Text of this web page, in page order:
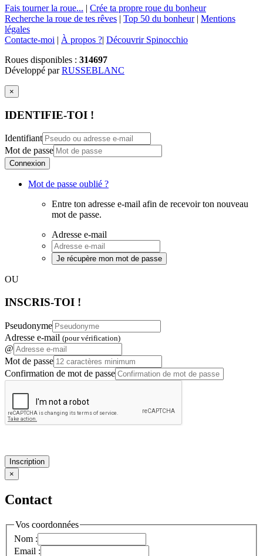
Fais tourner la roue... | Crée ta propre roue du bonheur
Recherche la roue de tes rêves | Top 50 du bonheur| Mentions
légales
Contacte-moi | À propos ?| Découvrir Spinocchio
Roues disponibles : 314697
Développé parRUSSEBLANC
×
IDENTIFIE-TOI !
Identifiant
Mot de passe
Connexion
Mot de passe oublié ?
Entre ton adresse e-mail afin de recevoir ton nouveau
mot de passe.
Adresse e-mail
Je récupère mon mot de passe
OU
INSCRIS-TOI !
Pseudonyme
Adresse e-mail (pour vérification)
@
Mot de passe
Confirmation de mot de passe
Inscription
×
Contact
Vos coordonnées
Nom :
Email :